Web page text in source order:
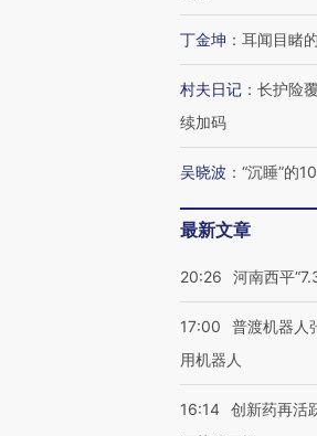
丁金坤 ： 耳闻目睹
村夫日记 ： 长护险
续加码
吴晓波 ： “沉睡”的
最新文章
20:26 河南西平
17:00
普渡机器人
用机器人
16:14 创新药再活